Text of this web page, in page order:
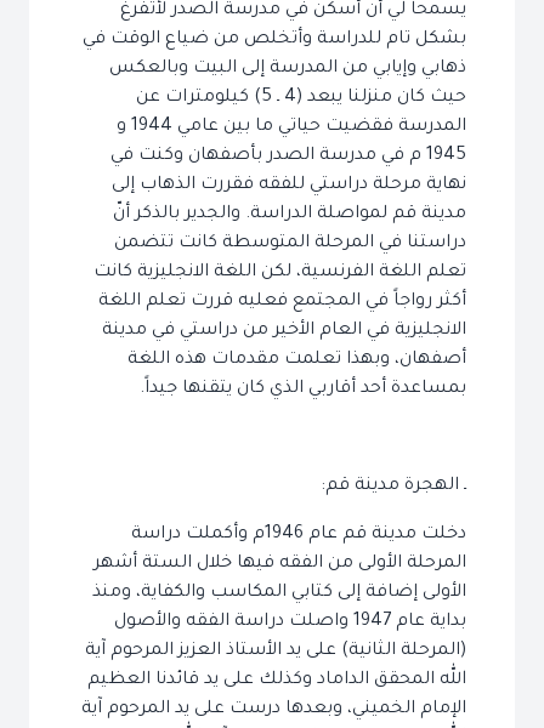
يسمحا لي أن أسكن في مدرسة الصدر لأتفرغ
بشكل تام للدراسة وأتخلص من ضياع الوقت في
ذهابي وإيابي من المدرسة إلى البيت وبالعكس
حيث كان منزلنا يبعد (4 ـ 5) كيلومترات عن
المدرسة فقضيت حياتي ما بين عامي 1944 و
1945 م في مدرسة الصدر بأصفهان وكنت في
نهاية مرحلة دراستي للفقه فقررت الذهاب إلى
مدينة قم لمواصلة الدراسة. والجدير بالذكر أنّ
دراستنا في المرحلة المتوسطة كانت تتضمن
تعلم اللغة الفرنسية، لكن اللغة الانجليزية كانت
أكثر رواجاً في المجتمع فعليه قررت تعلم اللغة
الانجليزية في العام الأخير من دراستي في مدينة
أصفهان، وبهذا تعلمت مقدمات هذه اللغة
بمساعدة أحد أقاربي الذي كان يتقنها جيداً.
ـ الهجرة مدينة قم:
دخلت مدينة قم عام 1946م وأكملت دراسة
المرحلة الأولى من الفقه فيها خلال الستة أشهر
الأولى إضافة إلى كتابي المكاسب والكفاية، ومنذ
بداية عام 1947 واصلت دراسة الفقه والأصول
(المرحلة الثانية) على يد الأستاذ العزيز المرحوم آية
الله المحقق الداماد وكذلك على يد قائدنا العظيم
الإمام الخميني، وبعدها درست على يد المرحوم آية